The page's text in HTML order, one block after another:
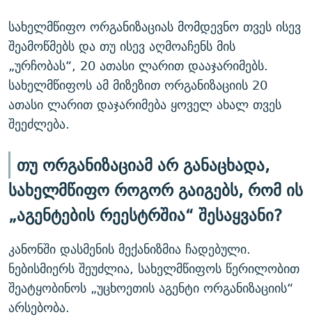
სახელმწიფო ორგანიზაციას მომდევნო თვეს ისევ
შეამოწმებს და თუ ისევ აღმოაჩენს მის
„ურჩობას“, 20 ათასი ლარით დააჯარიმებს.
სახელმწიფოს ამ მიზეზით ორგანიზაციის 20
ათასი ლარით დაჯარიმება ყოველ ახალ თვეს
შეეძლება.
თუ ორგანიზაციამ არ განაცხადა,
სახელმწიფო როგორ გაიგებს, რომ ის
„აგენტების რეესტრშია“ შესაყვანი?
კანონში დასმენის მექანიზმია ჩადებული.
ნებისმიერს შეუძლია, სახელმწიფოს წერილობით
შეატყობინოს „უცხოეთის აგენტი ორგანიზაციის“
არსებობა.